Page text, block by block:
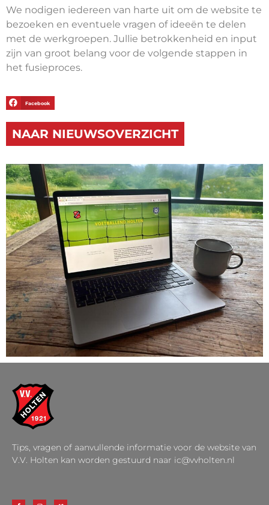
We nodigen iedereen van harte uit om de website te
bezoeken en eventuele vragen of ideeën te delen
met de werkgroepen. Jullie betrokkenheid en input
zijn van groot belang voor de volgende stappen in
het fusieproces.
Facebook
NAAR NIEUWSOVERZICHT
Tips, vragen of aanvullende informatie voor de website van
V.V. Holten kan worden gestuurd naar ic@vvholten.nl